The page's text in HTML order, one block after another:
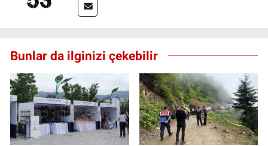
Bunlar da ilginizi çekebilir